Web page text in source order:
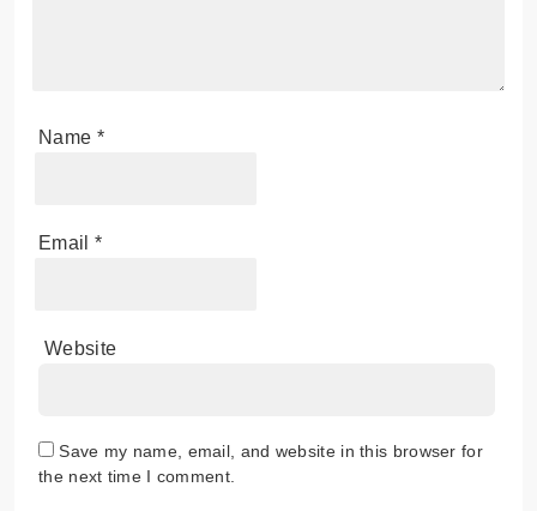
Name *
Email *
Website
Save my name, email, and website in this browser for
the next time I comment.